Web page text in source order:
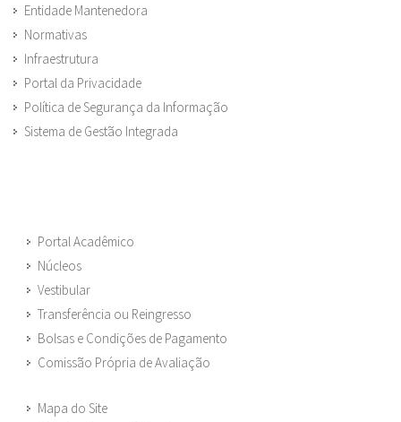
Entidade Mantenedora
Normativas
Infraestrutura
Portal da Privacidade
Política de Segurança da Informação
Sistema de Gestão Integrada
Portal Acadêmico
Núcleos
Vestibular
Transferência ou Reingresso
Bolsas e Condições de Pagamento
Comissão Própria de Avaliação
Mapa do Site